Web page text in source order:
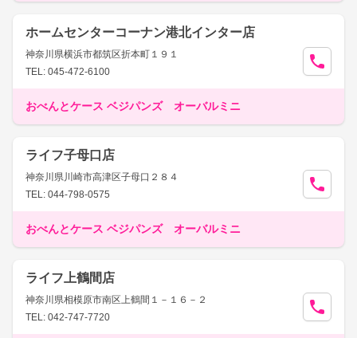
ホームセンターコーナン港北インター店
神奈川県横浜市都筑区折本町１９１
TEL: 045-472-6100
おべんとケース ベジパンズ オーバルミニ
ライフ子母口店
神奈川県川崎市高津区子母口２８４
TEL: 044-798-0575
おべんとケース ベジパンズ オーバルミニ
ライフ上鶴間店
神奈川県相模原市南区上鶴間１－１６－２
TEL: 042-747-7720